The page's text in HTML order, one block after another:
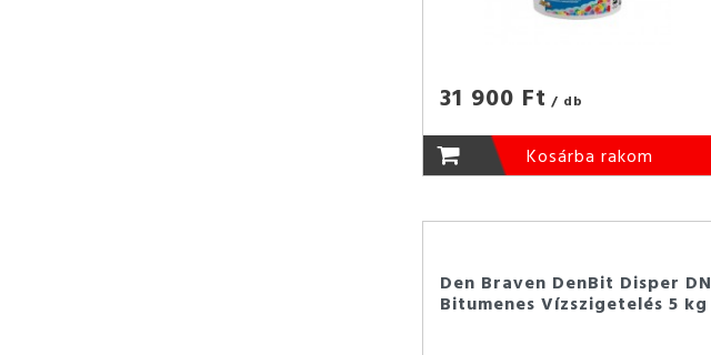
31 900 Ft / db
Kosárba rakom
Den Braven DenBit Disper DN
Bitumenes Vízszigetelés 5 kg